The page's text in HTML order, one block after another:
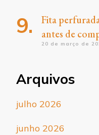
Fita
antes de
20 de março de
Arquivos
julho 2026
junho 2026